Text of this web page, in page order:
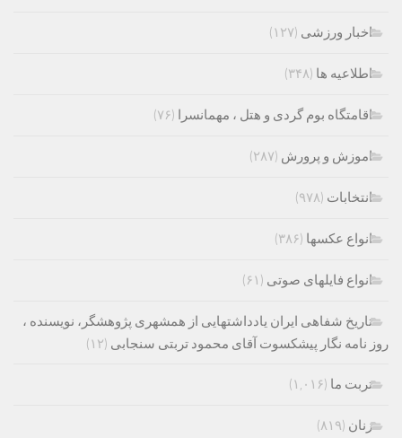
اخبار ورزشی (۱۲۷)
اطلاعیه ها (۳۴۸)
اقامتگاه بوم گردی و هتل ، مهمانسرا (۷۶)
اموزش و پرورش (۲۸۷)
انتخابات (۹۷۸)
انواع عکسها (۳۸۶)
انواع فایلهای صوتی (۶۱)
تاریخ شفاهی ایران یادداشتهایی از همشهری پژوهشگر، نویسنده ،
روز نامه نگار پیشکسوت آقای محمود تربتی سنجابی (۱۲)
تربت ما (۱,۰۱۶)
زنان (۸۱۹)